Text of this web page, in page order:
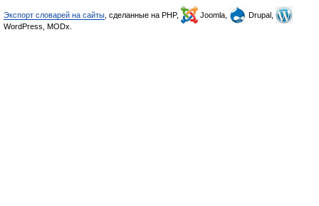
Экспорт словарей на сайты , сделанные на PHP, Joomla,
Drupal,
WordPress, MODx.